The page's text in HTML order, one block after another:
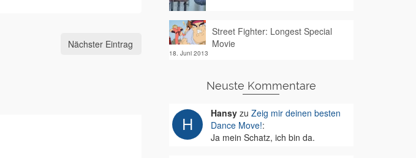
Nächster Eintrag
Street Fighter: Longest Special
Movie
18. Juni 2013
Neuste Kommentare
Hansyzu Zeig mir deinen besten
Dance Move!:
Ja mein Schatz, ich bin da.